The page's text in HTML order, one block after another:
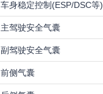
车身稳定控制(ESP/DSC等)
主驾驶安全气囊
副驾驶安全气囊
前侧气囊